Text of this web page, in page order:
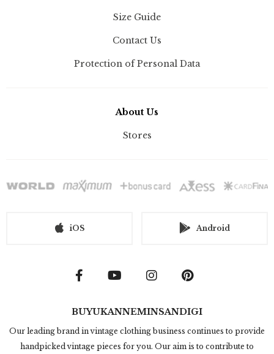
Size Guide
Contact Us
Protection of Personal Data
About Us
Stores
iOS Android
BUYUKANNEMINSANDIGI
Our leading brand in vintage clothing business continues to provide
handpicked vintage pieces for you. Our aim is to contribute to